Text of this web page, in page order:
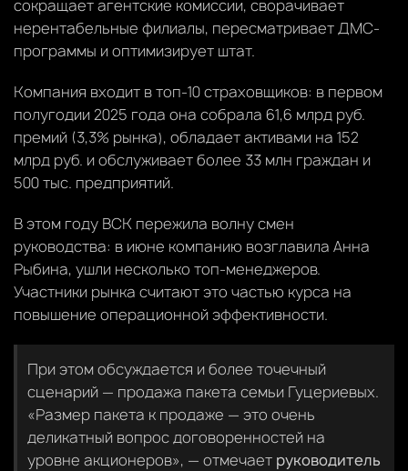
сокращает агентские комиссии, сворачивает
нерентабельные филиалы, пересматривает ДМС-
программы и оптимизирует штат.
Компания входит в топ-10 страховщиков: в первом
полугодии 2025 года она собрала 61,6 млрд руб.
премий (3,3% рынка), обладает активами на 152
млрд руб. и обслуживает более 33 млн граждан и
500 тыс. предприятий.
В этом году ВСК пережила волну смен
руководства: в июне компанию возглавила Анна
Рыбина, ушли несколько топ-менеджеров.
Участники рынка считают это частью курса на
повышение операционной эффективности.
При этом обсуждается и более точечный
сценарий — продажа пакета семьи Гуцериевых.
«Размер пакета к продаже — это очень
деликатный вопрос договоренностей на
уровне акционеров», — отмечает руководитель